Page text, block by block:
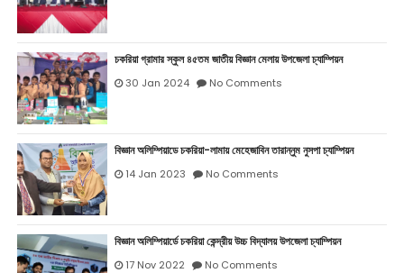
চকরিয়া গ্রামার স্কুল ৪৫তম জাতীয় বিজ্ঞান মেলায় উপজেলা চ্যাম্পিয়ন
30 Jan 2024 No Comments
বিজ্ঞান অলিম্পিয়াডে চকরিয়া-লামায় মেহেজাবিন তারান্নুম নুসপা চ্যাম্পিয়ন
14 Jan 2023 No Comments
বিজ্ঞান অলিম্পিয়ার্ডে চকরিয়া কেন্দ্রীয় উচ্চ বিদ্যালয় উপজেলা চ্যাম্পিয়ন
17 Nov 2022 No Comments